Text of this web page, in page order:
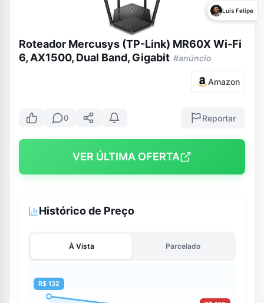
Luis Felipe
Roteador Mercusys (TP-Link) MR60X Wi-Fi
6, AX1500, Dual Band, Gigabit #anúncio
Amazon
0 Reportar
VER ÚLTIMA OFERTA
Histórico de Preço
À Vista Parcelado